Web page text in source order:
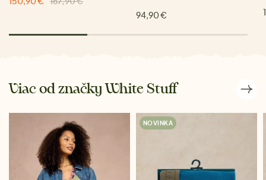
94,90 €
Viac od značky White Stuff
NOVINKA